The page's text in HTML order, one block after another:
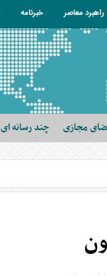
معاصر خبرنامه
مجازی چند رسانه ای